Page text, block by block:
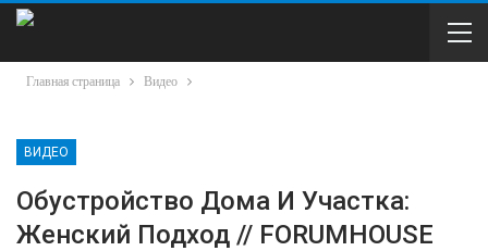
Главная страница Видео
ВИДЕО
Обустройство Дома И Участка:
Женский Подход // FORUMHOUSE